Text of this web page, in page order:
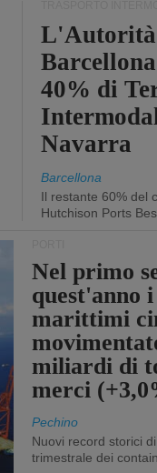
40% di
Navarra
Barcellona
Il restante 60% del
Hutchison Ports
Nel primo
quest'anno
marittimi
miliardi di
merci
Pechino
Nuovi record storici
trimestrale dei